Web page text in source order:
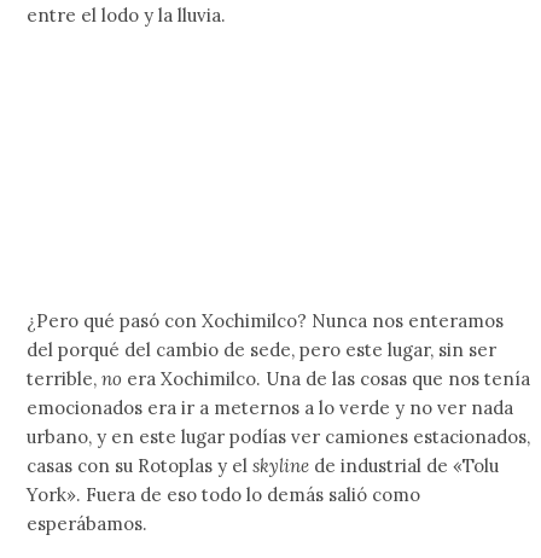
entre el lodo y la lluvia.
¿Pero qué pasó con Xochimilco? Nunca nos enteramos
del porqué del cambio de sede, pero este lugar, sin ser
terrible,no era Xochimilco. Una de las cosas que nos tenía
emocionados era ir a meternos a lo verde y no ver nada
urbano, y en este lugar podías ver camiones estacionados,
casas con su Rotoplas y elskyline de industrial de «Tolu
York». Fuera de eso todo lo demás salió como
esperábamos.